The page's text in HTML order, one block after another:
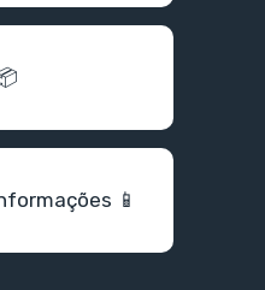
📱